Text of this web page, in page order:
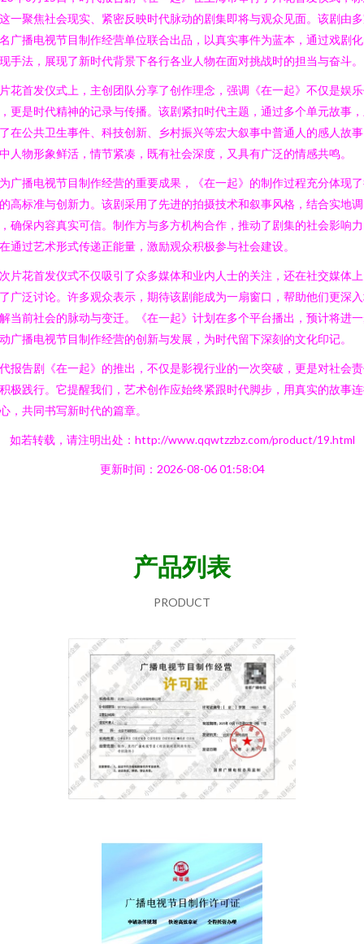
一聚焦社会现实、紧密反映时代脉动的剧集即将与观众见面。该剧由
广播电视节目制作经营单位联合出品，以真实事件为蓝本，通过戏剧
手法，展现了新时代背景下各行各业人物在面对挑战时的担当与奋斗。
花首发仪式上，主创团队分享了创作理念，强调《在一起》不仅是娱
更是时代精神的记录与传播。该剧紧扣时代主题，通过多个单元故事
在公共卫生事件、科技创新、乡村振兴等宏大叙事中普通人的感人故
人物形象鲜活，情节紧凑，既有社会深度，又具有广泛的情感共鸣。
广播电视节目制作经营的重要成果，《在一起》的制作过程充分体现
高标准与创新力。该剧采用了先进的拍摄技术和叙事风格，结合实地调
确保内容真实可信。制作方与多方机构合作，推动了剧集的社会影响
通过艺术形式传递正能量，激励观众积极参与社会建设。
片花首发仪式不仅吸引了众多媒体和业内人士的关注，还在社交媒体
广泛讨论。许多观众表示，期待该剧能成为一扇窗口，帮助他们更深
当前社会的脉动与变迁。《在一起》计划在多个平台播出，预计将进
广播电视节目制作经营的创新与发展，为时代留下深刻的文化印记。
报告剧《在一起》的推出，不仅是影视行业的一次突破，更是对社会
极践行。它提醒我们，艺术创作应始终紧跟时代脚步，用真实的故事
，共同书写新时代的篇章。
如若转载，请注明出处：http://www.qqwtzzbz.com/product/19.html
更新时间：2026-08-06 01:58:04
产品列表
PRODUCT